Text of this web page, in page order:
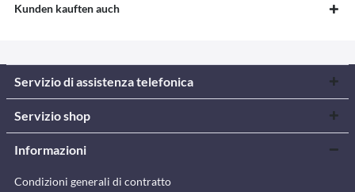
Kunden kauften auch
Servizio di assistenza telefonica
Servizio shop
Informazioni
Condizioni generali di contratto